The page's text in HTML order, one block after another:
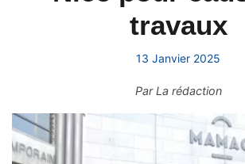
travaux
13 Janvier 2025
ParLa rédaction